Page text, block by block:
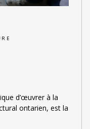
d’œuvrer à la
ontarien, est la